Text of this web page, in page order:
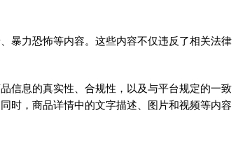
暴力恐怖等内容。这些内容不仅违反了相关法律
信息的真实性、合规性，以及与平台规定的一致
时，商品详情中的文字描述、图片和视频等内容